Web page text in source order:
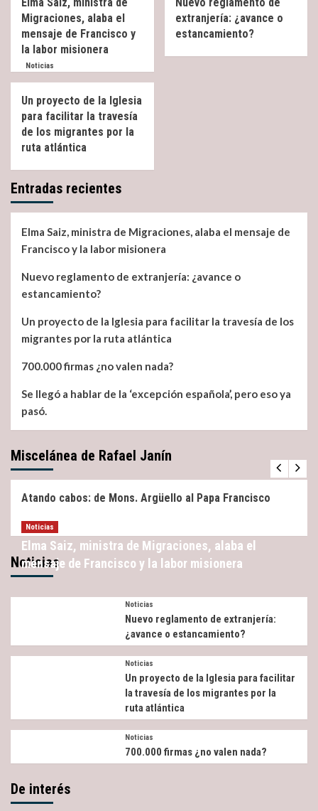
Migraciones, alaba el
mensaje de Francisco y
la labor misionera
extranjería: ¿avance o
estancamiento?
Noticias
Un proyecto de la Iglesia
para facilitar la travesía
de los migrantes por la
ruta atlántica
Entradas recientes
Elma Saiz, ministra de Migraciones, alaba el mensaje de
Francisco y la labor misionera
Nuevo reglamento de extranjería: ¿avance o
estancamiento?
Un proyecto de la Iglesia para facilitar la travesía de los
migrantes por la ruta atlántica
700.000 firmas ¿no valen nada?
Se llegó a hablar de la ‘excepción española’, pero eso ya
pasó.
Miscelánea de Rafael Janín
Miscelánea Noticias
Atando cabos: de Mons. Argüello al Papa Francisco
Noticias
Noticias
Elma Saiz, ministra de Migraciones, alaba el
mensaje de Francisco y la labor misionera
Noticias
Nuevo reglamento de extranjería:
¿avance o estancamiento?
Noticias
Un proyecto de la Iglesia para facilitar
la travesía de los migrantes por la
ruta atlántica
Noticias
700.000 firmas ¿no valen nada?
De interés